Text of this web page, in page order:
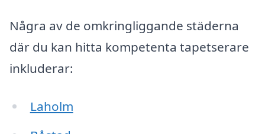
Några av de omkringliggande städerna
där du kan hitta kompetenta tapetserare
inkluderar:
Laholm